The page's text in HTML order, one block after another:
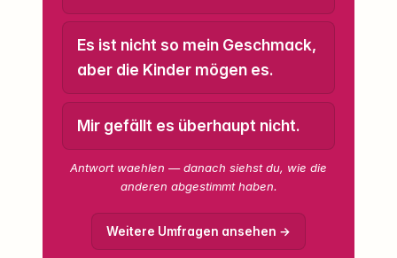
Es ist nicht so mein Geschmack,
aber die Kinder mögen es.
Mir gefällt es überhaupt nicht.
Antwort waehlen — danach siehst du, wie die
anderen abgestimmt haben.
Weitere Umfragen ansehen →